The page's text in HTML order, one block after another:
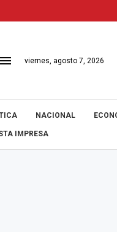
viernes, agosto 7, 2026
NACIONAL
IMPRESA